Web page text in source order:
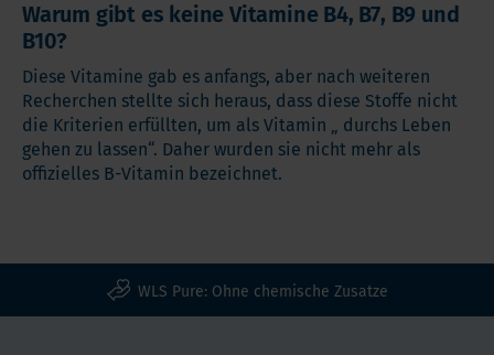
Warum gibt es keine Vitamine B4, B7, B9 und
B10?
Diese Vitamine gab es anfangs, aber nach weiteren
Recherchen stellte sich heraus, dass diese Stoffe nicht
die Kriterien erfüllten, um als Vitamin „ durchs Leben
gehen zu lassen“. Daher wurden sie nicht mehr als
offizielles B-Vitamin bezeichnet.
WLS Pure: Ohne chemische Zusatze